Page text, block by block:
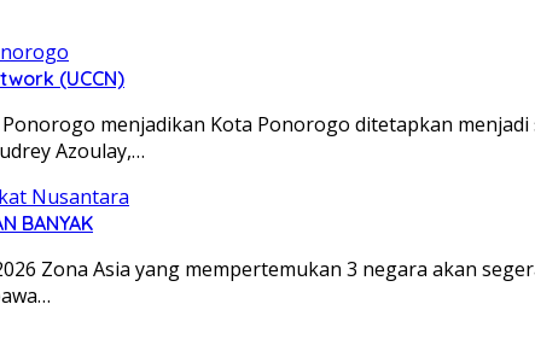
(UCCN)
menjadikan Kota Ponorogo ditetapkan
Azoulay,…
BANYAK
Zona Asia yang mempertemukan 3 negara akan